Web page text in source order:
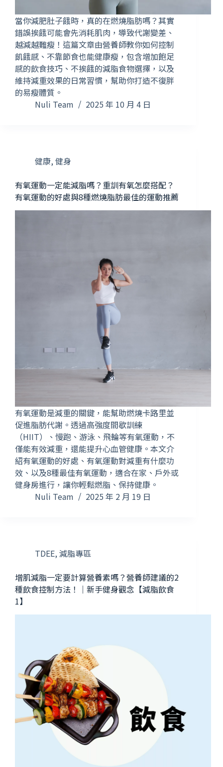
當你減肥肚子餓時，真的在燃燒脂肪嗎？其實
錯誤挨餓可能會先消耗肌肉，導致代謝變差、
越減越難瘦！這篇文章由營養師教你如何控制
飢餓感、不靠節食也能健康瘦，包含增加飽足
感的飲食技巧、不挨餓的減脂食物選擇，以及
維持減重效果的日常習慣，幫助你打造不復胖
的易瘦體質。
Nuli Team
2025 年 10 月 4 日
健康, 健身
有氧運動一定能減脂嗎？重訓有氧怎麼搭配？
有氧運動的好處與8種燃燒脂肪最佳的運動推薦
有氧運動是減重的關鍵，能幫助燃燒卡路里並
促進脂肪代謝。透過高強度間歇訓練
（HIIT）、慢跑、游泳、飛輪等有氧運動，不
僅能有效減重，還能提升心血管健康。本文介
紹有氧運動的好處、有氧運動對減重有什麼功
效、以及8種最佳有氧運動，適合在家、戶外或
健身房進行，讓你輕鬆燃脂、保持健康。
Nuli Team
2025 年 2 月 19 日
TDEE, 減脂專區
增肌減脂一定要計算營養素嗎？營養師建議的2
種飲食控制方法！｜新手健身觀念【減脂飲食
1】